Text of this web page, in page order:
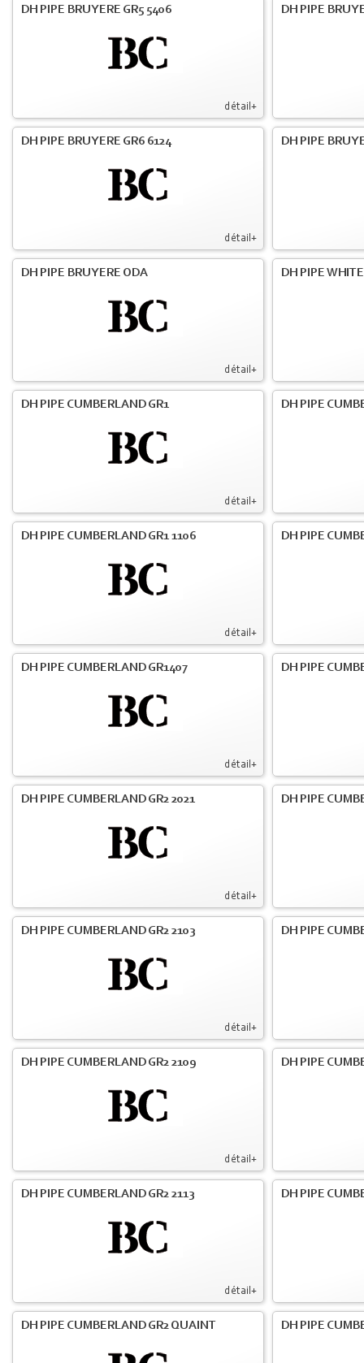
détail+
DH PIPE BRUYERE GR5 5406 DH PIPE
détail+
DH PIPE BRUYERE GR6 6124 DH PIPE
détail+
DH PIPE BRUYERE ODA DH PIPE
détail+
DH PIPE CUMBERLAND GR1 DH PIPE
détail+
DH PIPE CUMBERLAND GR1 1106 DH PIPE
détail+
DH PIPE CUMBERLAND GR1407 DH PIPE
détail+
DH PIPE CUMBERLAND GR2 2021 DH PIPE
détail+
DH PIPE CUMBERLAND GR2 2103 DH PIPE
détail+
DH PIPE CUMBERLAND GR2 2109 DH PIPE
détail+
DH PIPE CUMBERLAND GR2 2113 DH PIPE
DH PIPE CUMBERLAND GR2 QUAINT DH PIPE